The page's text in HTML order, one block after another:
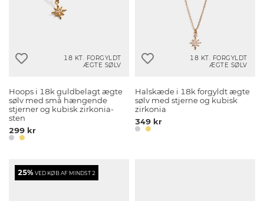
18 KT. FORGYLDT
ÆGTE SØLV
Hoops i 18k guldbelagt ægte
sølv med små hængende
stjerner og kubisk zirkonia-
sten
299 kr
18 KT. FORGYLDT
ÆGTE SØLV
Halskæde i 18k forgyldt ægte
sølv med stjerne og kubisk
zirkonia
349 kr
25%VED KØB AF MINDST 2